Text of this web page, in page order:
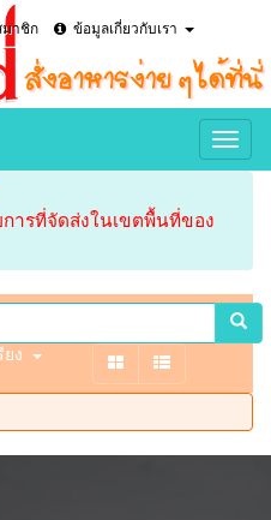
มาชิก ข้อมูลเกี่ยวกับเรา
การที่จัดส่งในเขตพื้นที่ของ
ยง